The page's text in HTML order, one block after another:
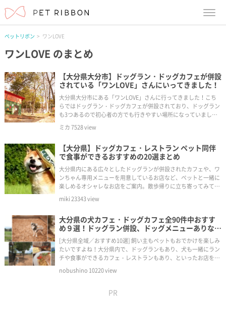
ペットリボン ワンLOVE
ワンLOVE のまとめ
【大分県大分市】ドッグラン・ドッグカフェが併設
されている「ワンLOVE」さんにいってきました！
大分県大分市にある「ワンLOVE」さんに行ってきました！こち
らではドッグラン・ドッグカフェが併設されており、ドッグラン
も3つあるので初心者の方でも行きやすい場所になっていまし
た。
ミカ7528view
【大分県】ドッグカフェ・レストラン ペット同伴
で食事ができるおすすめの20選まとめ
大分県内にある広々としたドッグランが併設されたカフェや、ワ
ンちゃん専用メニューを用意しているお店など、ペットと一緒に
楽しめるオシャレなお店をご案内。散歩帰りに立ち寄ってみては
いかが。
miki23343view
大分県の犬カフェ・ドッグカフェ全90件中おすす
め９選！ドッグラン併設、ドッグメニューありなど
ワンコ連れに人気のレストランやカフェ。
[大分県全域／おすすめ10選] 飼い主もペットもおでかけを楽しみ
たいですよね！大分県内で、ドッグランもあり、犬も一緒にラン
チや食事ができるカフェ・レストランもあり、といったお店をま
とめてご紹介します。
nobushino 10220view
PR